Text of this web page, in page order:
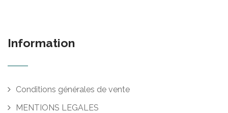
Information
Conditions générales de vente
MENTIONS LEGALES